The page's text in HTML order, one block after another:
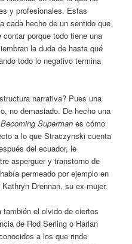
y profesionales. Estas
cada hecho de un sentido que
porque todo tiene una
la duda de hasta qué
todo lo negativo termina
narrativa? Pues una
no demasiado. De hecho una
Becoming Superman es cómo
a lo que Straczynski cuenta
del ecuador, le
asperguer y transtorno de
permeado por ejemplo en
Drennan, su ex-mujer.
también el olvido de ciertos
de Rod Serling o Harlan
a los que rinde